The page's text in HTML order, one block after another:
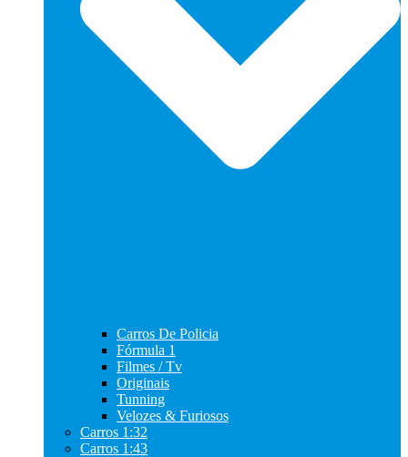
Carros De Policia
Fórmula 1
Filmes / Tv
Originais
Tunning
Velozes & Furiosos
Carros 1:32
Carros 1:43